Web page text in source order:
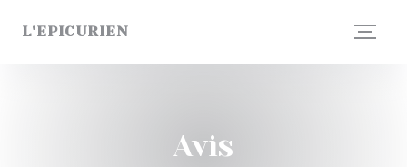
L'EPICURIEN
Avis